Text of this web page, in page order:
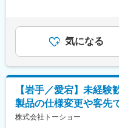
ガスを中心に医療や災
展開しています。
◇ガス事業
医療用ガス、産業用ガ
設備設計、保守管理。
◇医療サービス事業
呼吸器系の医療機器供
◇防災事業
災害時に役立つ「電気
るため、社内でのデス
どとなります。また、
ため、関係者が多い
ます。
【ポジションの魅力】
・長期間の研修を用意
＞※給与詳細は、年齢
回■賞与：年2回賃金は
て上下する可能性があ
です。
気になる
【岩手／愛宕】未経
製品の仕様変更や客先
株式会社トーショー